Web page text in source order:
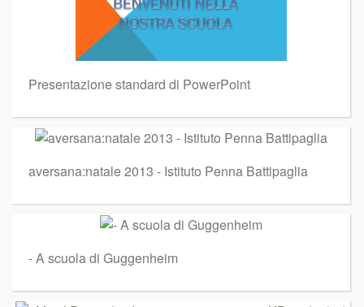
Presentazione standard di PowerPoint
aversana:natale 2013 - Istituto Penna Battipaglia
- A scuola di Guggenheim